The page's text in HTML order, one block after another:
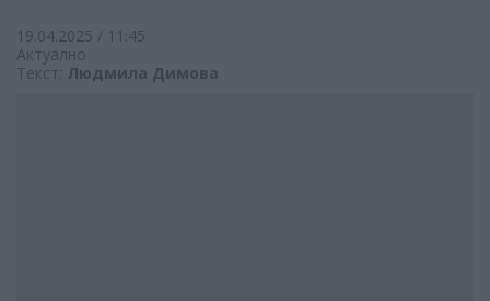
19.04.2025 / 11:45
Актуално
Текст: Людмила Димова